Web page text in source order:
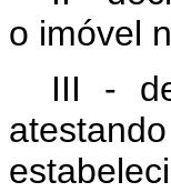
o imóvel
III -